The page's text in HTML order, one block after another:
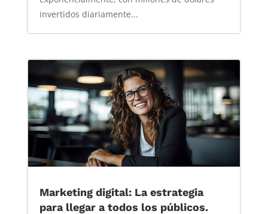
invertidos diariamente...
Marketing digital: La estrategia
para llegar a todos los públicos.